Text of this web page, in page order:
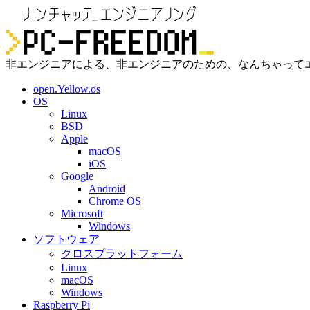
非エンジニアによる、非エンジニアのための、なんちゃって
open.Yellow.os
OS
Linux
BSD
Apple
macOS
iOS
Google
Android
Chrome OS
Microsoft
Windows
ソフトウェア
クロスプラットフォーム
Linux
macOS
Windows
Raspberry Pi